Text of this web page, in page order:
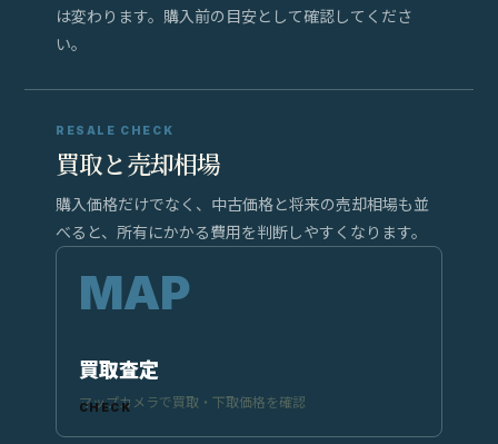
は変わります。購入前の目安として確認してくださ
い。
RESALE CHECK
買取と売却相場
購入価格だけでなく、中古価格と将来の売却相場も並
べると、所有にかかる費用を判断しやすくなります。
買取査定
マップカメラで買取・下取価格を確認